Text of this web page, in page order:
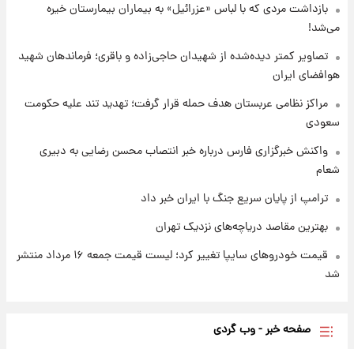
شارژ جدید کالابرگ برای سه دهک؛ جزئیات اعلام
بازداشت مردی که با لباس «عزرائیل» به بیماران بیمارستان خیره
می‌شد!
تصاویر کمتر دیده‌شده از شهیدان حاجی‌زاده و باقری؛ فرماندهان شهید
هوافضای ایران
مراکز نظامی عربستان هدف حمله قرار گرفت؛ تهدید تند علیه حکومت
سعودی
واکنش خبرگزاری فارس درباره خبر انتصاب محسن رضایی به دبیری
شعام
ترامپ از پایان سریع جنگ با ایران خبر داد
بهترین مقاصد دریاچه‌های نزدیک تهران
قیمت خودروهای سایپا تغییر کرد؛ لیست قیمت جمعه ۱۶ مرداد منتشر
شد
صفحه خبر - وب گردی